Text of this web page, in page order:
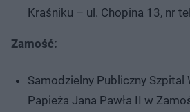
Kraśniku – ul. Chopina 13, nr
Zamość:
Samodzielny Publiczny Szpital
Papieża Jana Pawła II w